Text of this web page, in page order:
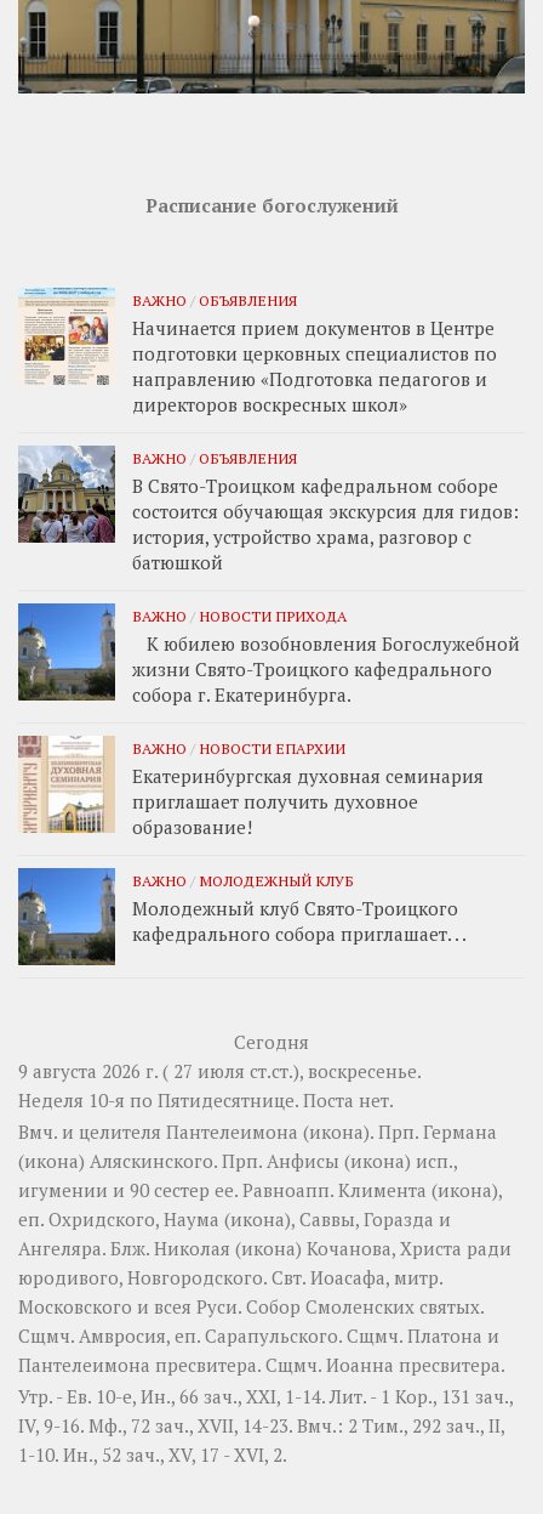
Расписание богослужений
ВАЖНО / ОБЪЯВЛЕНИЯ
Начинается прием документов в Центре
подготовки церковных специалистов по
направлению «Подготовка педагогов и
директоров воскресных школ»
ВАЖНО / ОБЪЯВЛЕНИЯ
В Свято-Троицком кафедральном соборе
состоится обучающая экскурсия для гидов:
история, устройство храма, разговор с
батюшкой
ВАЖНО / НОВОСТИ ПРИХОДА
К юбилею возобновления Богослужебной
жизни Свято-Троицкого кафедрального
собора г. Екатеринбурга.
ВАЖНО / НОВОСТИ ЕПАРХИИ
Екатеринбургская духовная семинария
приглашает получить духовное
образование!
ВАЖНО / МОЛОДЕЖНЫЙ КЛУБ
Молодежный клуб Свято-Троицкого
кафедрального собора приглашает. . .
Сегодня
9 августа 2026 г. ( 27 июля ст.ст.), воскресенье.
Неделя 10-я по Пятидесятнице. Поста нет.
Вмч. и целителя Пантелеимона (икона). Прп. Германа
(икона) Аляскинского. Прп. Анфисы (икона) исп.,
игумении и 90 сестер ее. Равноапп. Климента (икона),
еп. Охридского, Наума (икона), Саввы, Горазда и
Ангеляра. Блж. Николая (икона) Кочанова, Христа ради
юродивого, Новгородского. Свт. Иоасафа, митр.
Московского и всея Руси. Собор Смоленских святых.
Сщмч. Амвросия, еп. Сарапульского. Сщмч. Платона и
Пантелеимона пресвитера. Сщмч. Иоанна пресвитера.
Утр. - Ев. 10-е, Ин., 66 зач., XXI, 1-14.Лит. - 1 Кор., 131 зач.,
IV, 9-16. Мф., 72 зач., XVII, 14-23. Вмч.: 2 Тим., 292 зач., II,
1-10. Ин., 52 зач., XV, 17 - XVI, 2.